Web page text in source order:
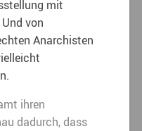
mit
von
Anarchisten
ihren
dadurch, dass